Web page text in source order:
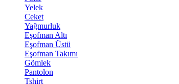
Yelek
Ceket
Yağmurluk
Eşofman Altı
Eşofman Üstü
Eşofman Takımı
Gömlek
Pantolon
Tshirt